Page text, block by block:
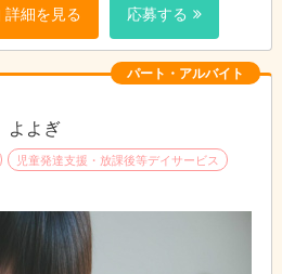
療法士、作業療法士、言語聴覚士
迎です。
松山校、長与校、葉山校で募集して
町校、松山校、葉山校、長与校）
ております！！！
長崎市万屋町6-13-4F）
崎市岡町4-2-2F）
詳細を見る 応募する
パート・アルバイト
よよぎ
児童発達支援・放課後等デイサービス